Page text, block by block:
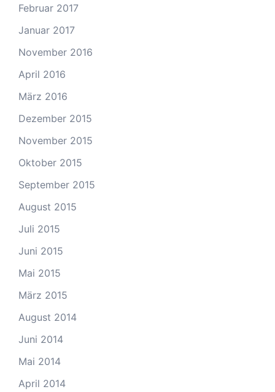
Februar 2017
Januar 2017
November 2016
April 2016
März 2016
Dezember 2015
November 2015
Oktober 2015
September 2015
August 2015
Juli 2015
Juni 2015
Mai 2015
März 2015
August 2014
Juni 2014
Mai 2014
April 2014